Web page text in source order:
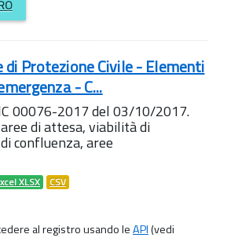
di Protezione Civile - Elementi
- C...
00076-2017 del 03/10/2017.
di attesa, viabilità di
confluenza, aree
XLSX CSV
al registro usando leAPI(vedi